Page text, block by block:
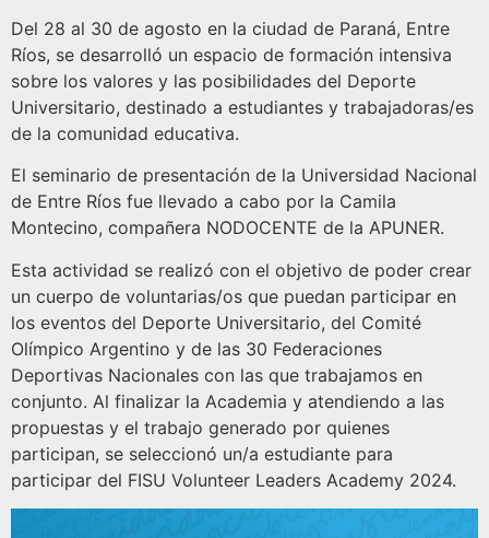
Del 28 al 30 de agosto en la ciudad de Paraná, Entre
Ríos, se desarrolló un espacio de formación intensiva
sobre los valores y las posibilidades del Deporte
Universitario, destinado a estudiantes y trabajadoras/es
de la comunidad educativa.
El seminario de presentación de la Universidad Nacional
de Entre Ríos fue llevado a cabo por la Camila
Montecino, compañera NODOCENTE de la APUNER.
Esta actividad se realizó con el objetivo de poder crear
un cuerpo de voluntarias/os que puedan participar en
los eventos del Deporte Universitario, del Comité
Olímpico Argentino y de las 30 Federaciones
Deportivas Nacionales con las que trabajamos en
conjunto. Al finalizar la Academia y atendiendo a las
propuestas y el trabajo generado por quienes
participan, se seleccionó un/a estudiante para
participar del FISU Volunteer Leaders Academy 2024.